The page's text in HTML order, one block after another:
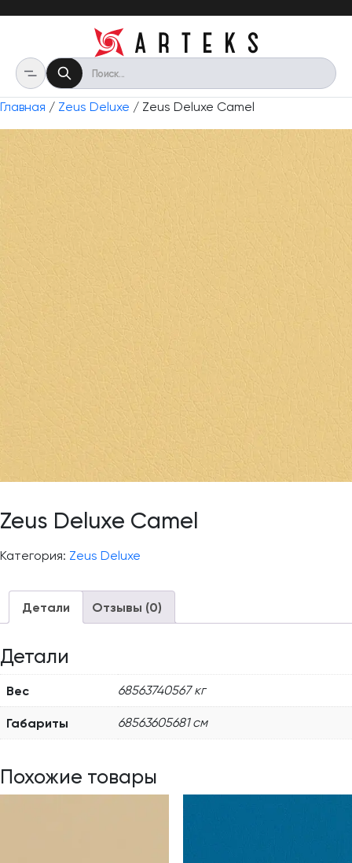
Главная / Zeus Deluxe / Zeus Deluxe Camel
Zeus Deluxe Camel
Категория: Zeus Deluxe
Детали Отзывы (0)
Детали
Вес 68563740567 кг
Габариты 68563605681 см
Похожие товары